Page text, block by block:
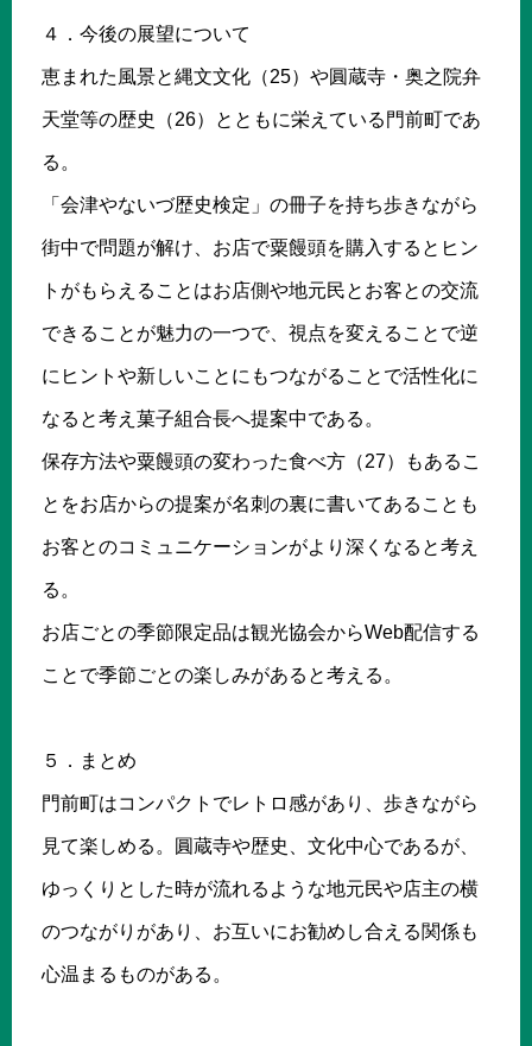
４．今後の展望について
恵まれた風景と縄文文化（25）や圓蔵寺・奥之院弁
天堂等の歴史（26）とともに栄えている門前町であ
る。
「会津やないづ歴史検定」の冊子を持ち歩きながら
街中で問題が解け、お店で粟饅頭を購入するとヒン
トがもらえることはお店側や地元民とお客との交流
できることが魅力の一つで、視点を変えることで逆
にヒントや新しいことにもつながることで活性化に
なると考え菓子組合長へ提案中である。
保存方法や粟饅頭の変わった食べ方（27）もあるこ
とをお店からの提案が名刺の裏に書いてあることも
お客とのコミュニケーションがより深くなると考え
る。
お店ごとの季節限定品は観光協会からWeb配信する
ことで季節ごとの楽しみがあると考える。
５．まとめ
門前町はコンパクトでレトロ感があり、歩きながら
見て楽しめる。圓蔵寺や歴史、文化中心であるが、
ゆっくりとした時が流れるような地元民や店主の横
のつながりがあり、お互いにお勧めし合える関係も
心温まるものがある。